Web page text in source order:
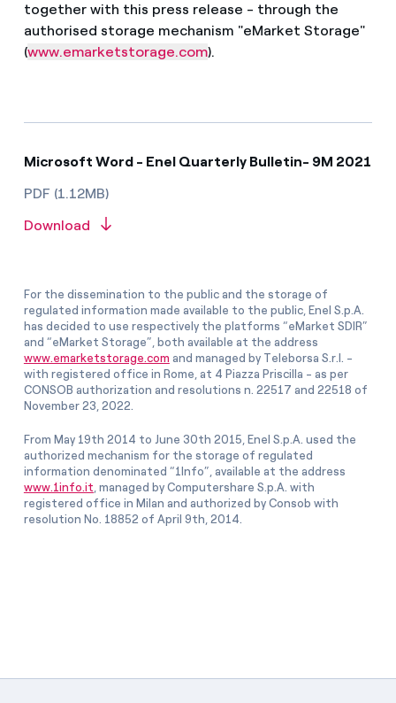
together with this press release - through the
authorised storage mechanism "eMarket Storage"
(www.emarketstorage.com).
Microsoft Word - Enel Quarterly Bulletin- 9M 2021
PDF (1.12MB)
Download
For the dissemination to the public and the storage of
regulated information made available to the public, Enel S.p.A.
has decided to use respectively the platforms “eMarket SDIR”
and “eMarket Storage”, both available at the address
www.emarketstorage.com and managed by Teleborsa S.r.l. -
with registered office in Rome, at 4 Piazza Priscilla - as per
CONSOB authorization and resolutions n. 22517 and 22518 of
November 23, 2022.
From May 19th 2014 to June 30th 2015, Enel S.p.A. used the
authorized mechanism for the storage of regulated
information denominated “1Info”, available at the address
www.1info.it, managed by Computershare S.p.A. with
registered office in Milan and authorized by Consob with
resolution No. 18852 of April 9th, 2014.